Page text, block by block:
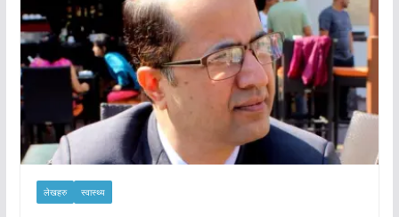
लेखहरु स्वास्थ्य